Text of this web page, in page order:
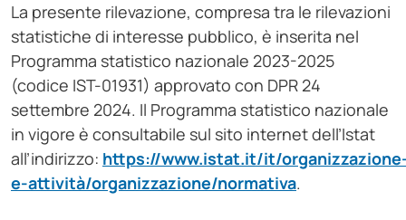
La presente rilevazione, compresa tra le rilevazioni
statistiche di interesse pubblico, è inserita nel
Programma statistico nazionale 2023-2025
(codice IST-01931) approvato con DPR 24
settembre 2024. Il Programma statistico nazionale
in vigore è consultabile sul sito internet dell’Istat
all’indirizzo: https://www.istat.it/it/
e-attività/organizzazione/normativa.